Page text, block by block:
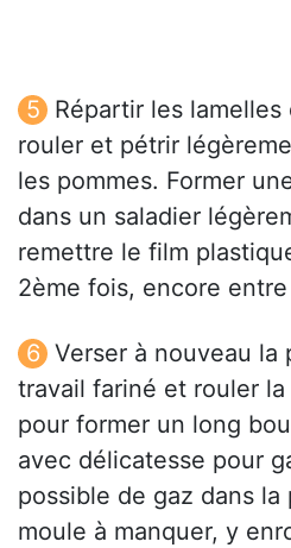
Répartir les
rouler et pétrir
les pommes. Former
dans un saladier
remettre le film
2ème fois, encore
Verser à nouveau la
travail fariné et rouler
pour former un long
avec délicatesse pour
possible de gaz dans la
moule à manquer, y